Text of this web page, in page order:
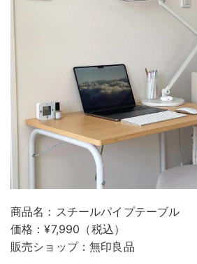
商品名：スチールパイプテーブル
価格：¥7,990（税込）
販売ショップ：無印良品